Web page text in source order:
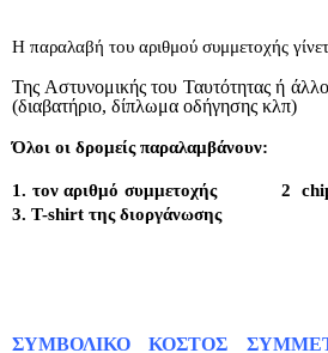
Η παραλαβή του αριθμού συμμετοχής
Της Αστυνομικής του Ταυτότητας ή
(διαβατήριο, δίπλωμα οδήγησης κλπ)
Όλοι οι δρομείς παραλαμβάνουν:
1. τον αριθμό συμμετοχής 2
3. T-shirt της διοργάνωσης
ΣΥΜΒΟΛΙΚΟ ΚΟΣΤΟΣ